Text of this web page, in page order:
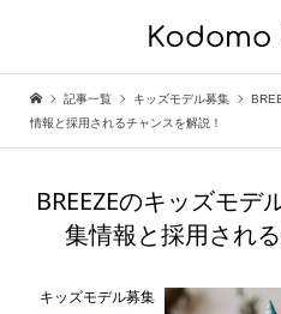
記事一覧 キッズモデル募集
情報と採用されるチャンスを解説！
BREEZEのキッズモ
集情報と採用され
キッズモデル募集